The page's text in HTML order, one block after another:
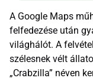
A Google Maps
felfedezése után
világhálót. A
szélesnek vélt
„Crabzilla” néven